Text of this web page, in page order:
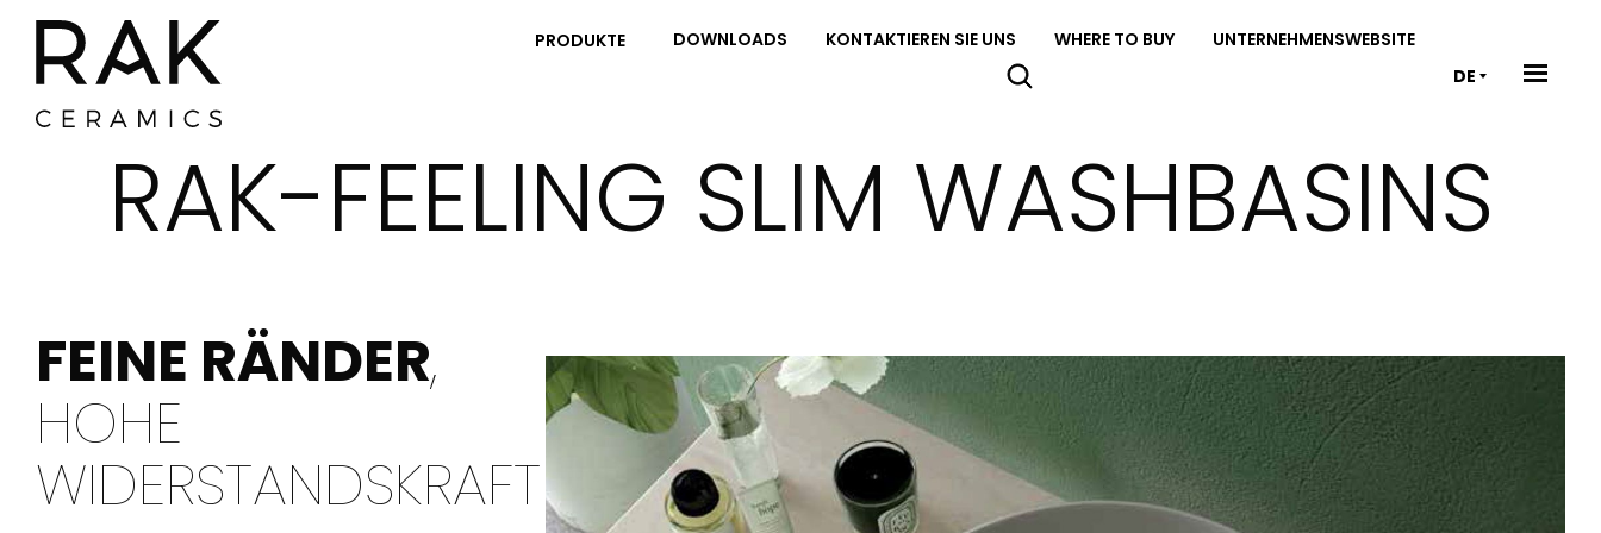
PRODUKTE DOWNLOADS KONTAKTIEREN SIE UNS WHERE TO BUY
UNTERNEHMENSWEBSITE
DE
RAK-FEELING SLIM WASHBASINS
FEINE RÄNDER,
HOHE
WIDERSTANDSKRAFT